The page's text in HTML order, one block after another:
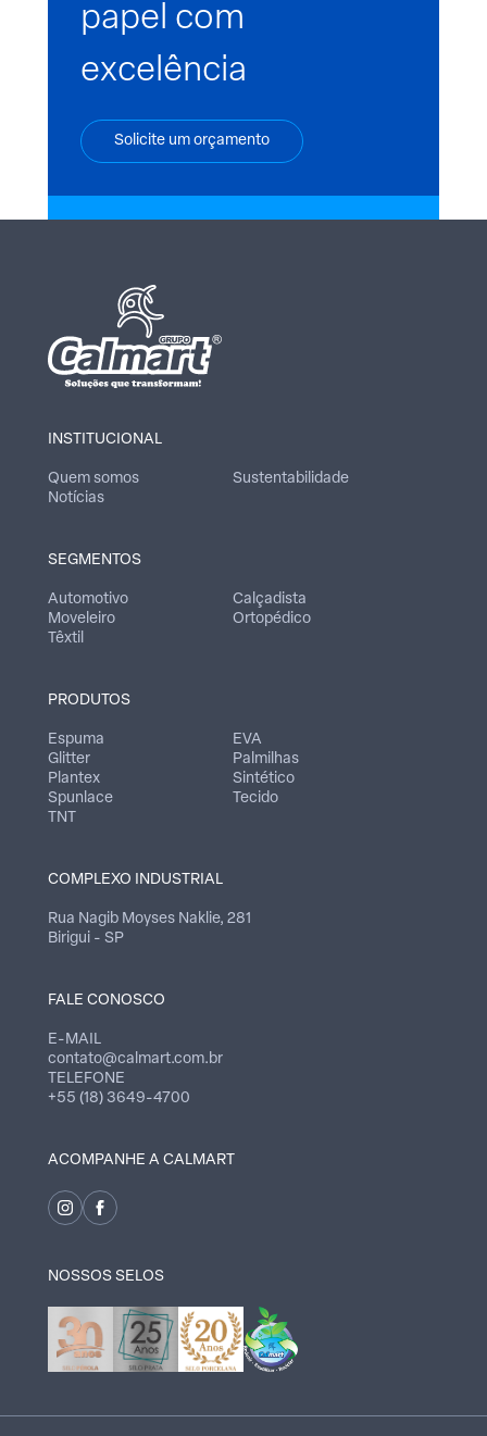
papel com
excelência
Solicite um orçamento
INSTITUCIONAL
Quem somos
Sustentabilidade
Notícias
SEGMENTOS
Automotivo
Calçadista
Moveleiro
Ortopédico
Têxtil
PRODUTOS
Espuma
EVA
Glitter
Palmilhas
Plantex
Sintético
Spunlace
Tecido
TNT
COMPLEXO INDUSTRIAL
Rua Nagib Moyses Naklie, 281
Birigui - SP
FALE CONOSCO
E-MAIL
contato@calmart.com.br
TELEFONE
+55 (18) 3649-4700
ACOMPANHE A CALMART
NOSSOS SELOS